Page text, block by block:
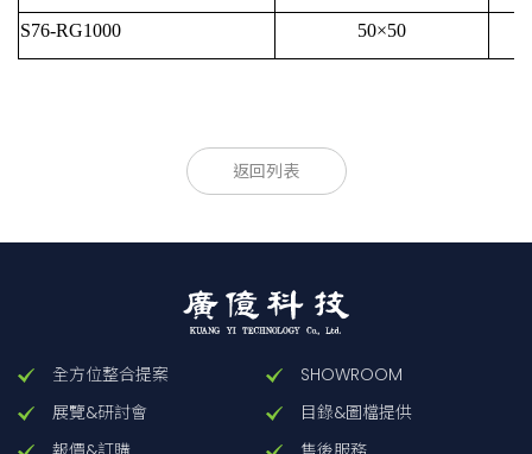
S76-RG1000 50×50
50×50
S76-RG780 50×50
返回列表
全方位整合提案
SHOWROOM
展覽&研討會
目錄&圖檔提供